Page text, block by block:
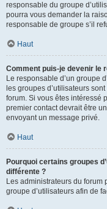
responsable du groupe
pourra vous demander la
responsable de groupe s’il
Haut
Comment puis-je devenir le
Le responsable d’un groupe
les groupes d’utilisateurs
forum. Si vous êtes intéressé
premier contact devrait être
envoyant un message privé.
Haut
Pourquoi certains groupes
différente ?
Les administrateurs du forum
groupe d’utilisateurs afin de